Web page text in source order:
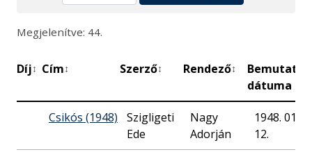
Megjelenítve: 44.
Díj↕ Cím↕ Szerző↕ Rendező↕
Bemutató
dátuma
Csikós (1948)
Szigligeti
Ede
Nagy
Adorján
1948. 01.
12.